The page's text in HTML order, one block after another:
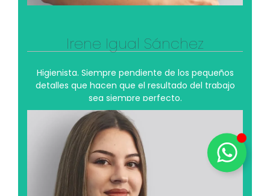
Irene Igual Sánchez
Higienista. Siempre pendiente de los pequeños
detalles que hacen que el resultado del trabajo
sea siempre perfecto.